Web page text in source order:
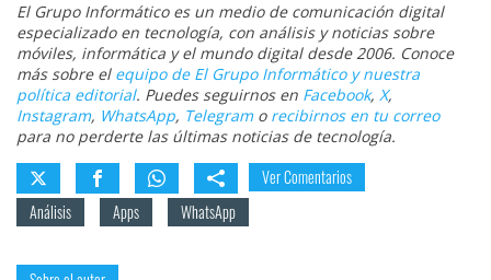
El Grupo Informático es un medio de comunicación digital
especializado en tecnología, con análisis y noticias sobre
móviles, informática y el mundo digital desde 2006. Conoce
más sobre el equipo de El Grupo Informático y nuestra
política editorial. Puedes seguirnos en Facebook, X,
Instagram, WhatsApp, Telegramo recibirnos en tu correo
para no perderte las últimas noticias de tecnología.
Ver Comentarios
Análisis
Apps WhatsApp